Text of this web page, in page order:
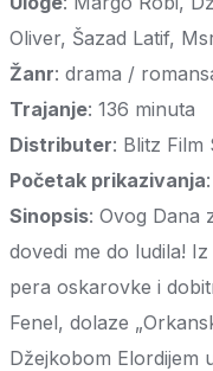
Oliver, Šazad Latif,
Žanr: drama /
Trajanje: 136 minuta
Distributer: Blitz Film
Početak prikazivanja
Sinopsis: Ovog Dana
dovedi me do ludila!
pera oskarovke i
Fenel, dolaze
Džejkobom Elordijem